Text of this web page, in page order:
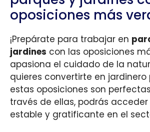
oposiciones más
¡Prepárate para trabajar en
jardines con las oposiciones
apasiona el cuidado de la
quieres convertirte en jardinero
estas oposiciones son
través de ellas, podrás
estable y gratificante en el